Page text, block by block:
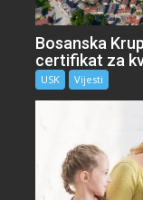
Bosanska
certifikat za
USK Vijesti